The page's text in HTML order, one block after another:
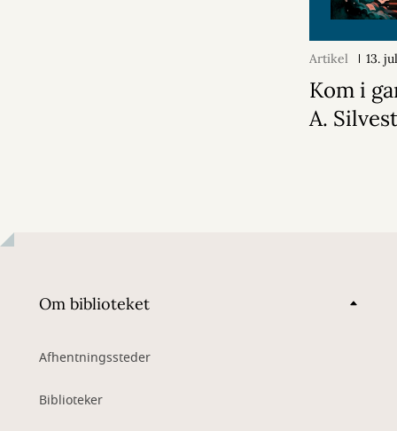
Artikel 13.
Kom i
A.
Om biblioteket
Afhentningssteder
Biblioteker